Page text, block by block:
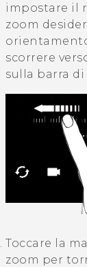
impostare il
zoom
scorrere
sulla barra
Toccare la
zoom per